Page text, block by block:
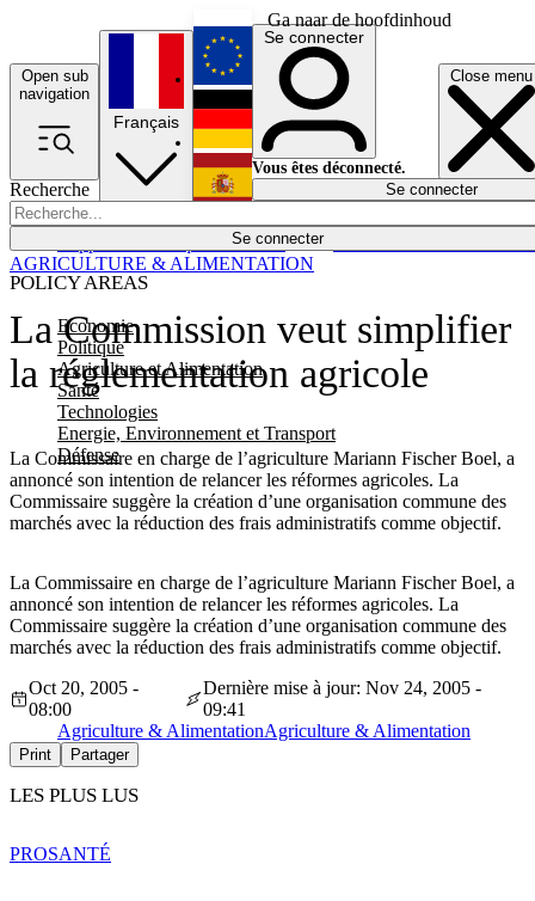
Ga naar de hoofdinhoud
Open sub
navigation
Close menu
Recherche
Se connecter
POLICY AREAS
Economie
Politique
Agriculture et Alimentation
Santé
Technologies
Energie, Environnement et Transport
Défense
Économie
Français
English
Deutsch
Español
Se connecter
Vous êtes déconnecté.
Se connecter
La Commission veut simplifier
la réglementation agricole
La Commissaire en charge de l’agriculture Mariann Fischer Boel, a
annoncé son intention de relancer les réformes agricoles. La
Commissaire suggère la création d’une organisation commune des
marchés avec la réduction des frais administratifs comme objectif.
AGRICULTURE & ALIMENTATION
La Commissaire en charge de l’agriculture Mariann Fischer Boel, a
annoncé son intention de relancer les réformes agricoles. La
Commissaire suggère la création d’une organisation commune des
marchés avec la réduction des frais administratifs comme objectif.
Oct 20, 2005 -
08:00
Dernière mise à jour: Nov 24, 2005 -
09:41
Agriculture & AlimentationAgriculture & Alimentation
Print Partager
LES PLUS LUS
PROSANTÉ